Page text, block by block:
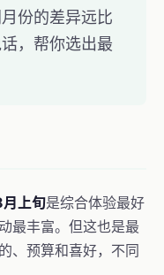
份的差异远比
，帮你选出最
上旬是综合体验最好
最丰富。但这也是最
、预算和喜好，不同